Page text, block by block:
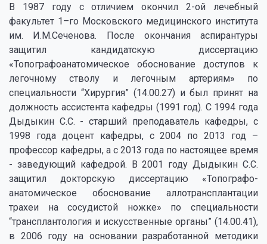
В 1987 году с отличием окончил 2-ой лечебный
факультет 1–го Московского медицинского института
им. И.М.Сеченова. После окончания аспирантуры
защитил кандидатскую диссертацию
«Топографоанатомическое обоснование доступов к
легочному стволу и легочным артериям» по
специальности “Хирургия” (14.00.27) и был принят на
должность ассистента кафедры (1991 год). С 1994 года
Дыдыкин С.С. - старший преподаватель кафедры, с
1998 года доцент кафедры, с 2004 по 2013 год –
профессор кафедры, а с 2013 года по настоящее время
- заведующий кафедрой. В 2001 году Дыдыкин С.С.
защитил докторскую диссертацию «Топографо-
анатомическое обоснование аллотрансплантации
трахеи на сосудистой ножке» по специальности
“трансплантология и искусственные органы” (14.00.41),
в 2006 году на основании разработанной методики